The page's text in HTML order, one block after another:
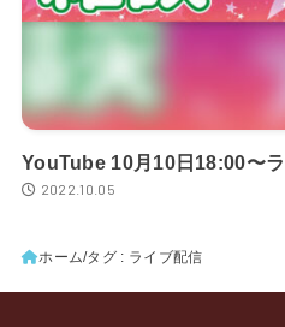
YouTube 10月10日18:00〜
2022.10.05
ホーム タグ : ライブ配信